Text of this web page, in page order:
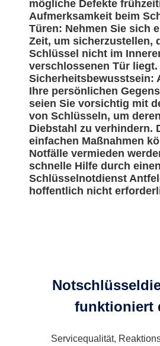
mögliche Defekte
Aufmerksamkeit beim
Türen: Nehmen Sie sich
Zeit, um sicherzustellen,
Schlüssel nicht im
verschlossenen Tür liegt.
Sicherheitsbewusstsein:
Ihre persönlichen
seien Sie vorsichtig mit
von Schlüsseln, um
Diebstahl zu verhindern.
einfachen Maßnahmen
Notfälle vermieden
schnelle Hilfe durch
Schlüsselnotdienst
hoffentlich nicht
funktioniert
Servicequalität,